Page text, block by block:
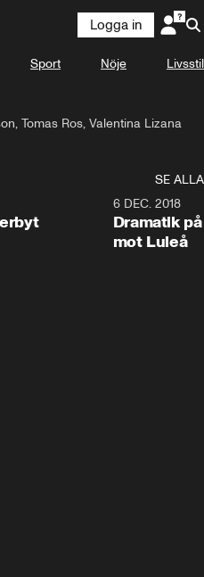
Logga in
Sport Nöje Livsstil
Tomas Ros, Valentina Lizana
SE ALLA
6 DEC. 2018
Dramatik
mot Luleå